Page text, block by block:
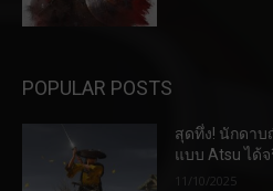
POPULAR POSTS
สุดทึ่ง! นักดา
แบบ Atsu ได้จ
11/10/2025